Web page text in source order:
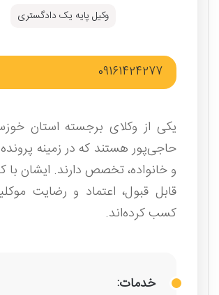
وکیل پایه یک دادگستری
09161424277
یکی از وکلای برجسته استان
حاجی‌پور هستند که در زمینه
و خانواده، تخصص دارند. ایشان
قابل قبول، اعتماد و رضایت
کسب کرده‌اند.
خدمات: